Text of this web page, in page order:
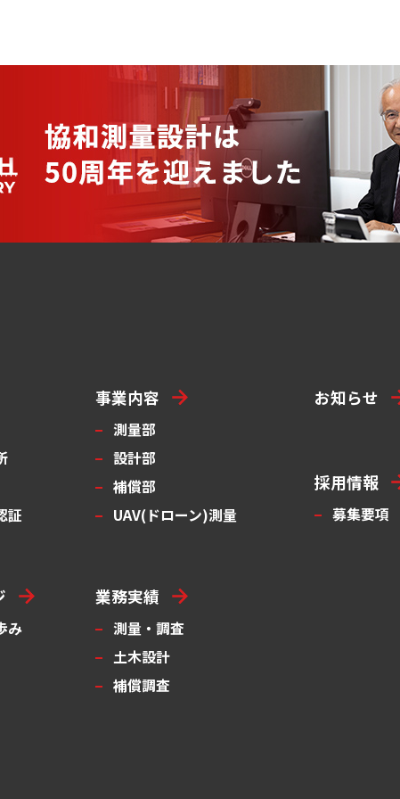
証
み
事業内容
測量部
設計部
補償部
UAV(ドローン)測量
業務実績
測量・調査
土木設計
補償調査
お知らせ
採用情報
募集要項